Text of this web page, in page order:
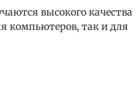
высокого качества
компьютеров, так и для